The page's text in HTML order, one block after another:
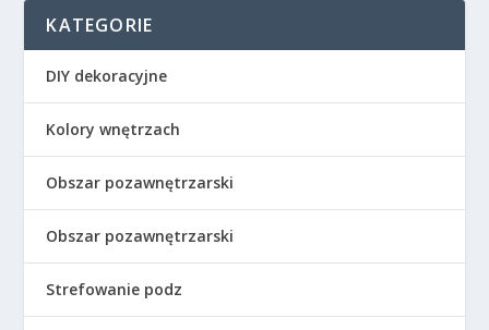
KATEGORIE
DIY dekoracyjne
Kolory wnętrzach
Obszar pozawnętrzarski
Obszar pozawnętrzarski
Strefowanie podz